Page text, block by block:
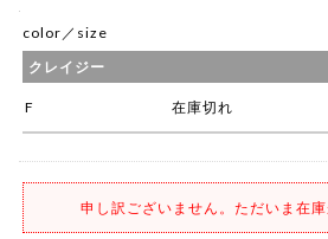
color／size
クレイジー
F 在庫切れ
申し訳ございません。ただいま在庫